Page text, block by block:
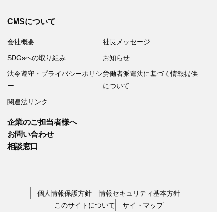
CMSについて
会社概要 社長メッセージ
SDGsへの取り組み お知らせ
法令遵守・プライバシーポリシ
ー
労働者派遣法に基づく情報提供
について
関連法リンク
企業のご担当者様へ
お問い合わせ
相談窓口
個人情報保護方針
情報セキュリティ基本方針
このサイトについて
サイトマップ